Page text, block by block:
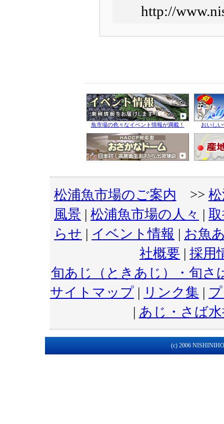
http://
魚市場の色々なイベント情報が満載！ おいし
松浦魚市場のご案内 >>
風景 | 松浦魚市場の人々 |
らせ | イベント情報 | お魚
社概要 | 採用
旬あじ（ときあじ）・旬さ
サイトマップ | リンク集 |
| あじ・さば
(c) 2006